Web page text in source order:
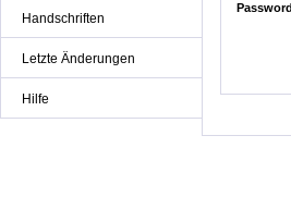
Handschriften
Letzte Änderungen
Hilfe
Password